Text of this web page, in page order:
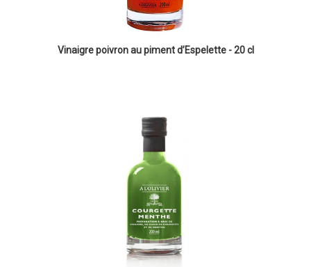
Vinaigre poivron au piment d’Espelette - 20 cl